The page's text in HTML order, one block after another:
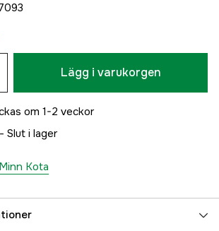
Lägg i varukorgen
om 1-2 veckor
Slut i lager
Kota